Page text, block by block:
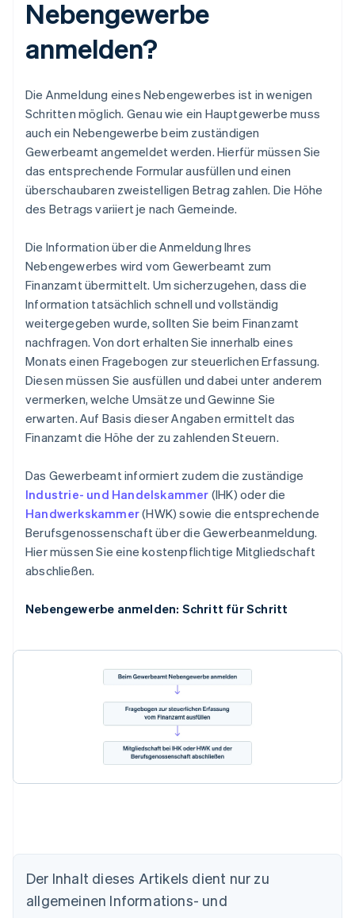
Nebengewerbe
anmelden?
Die Anmeldung eines Nebengewerbes ist in wenigen
Schritten möglich. Genau wie ein Hauptgewerbe muss
auch ein Nebengewerbe beim zuständigen
Gewerbeamt angemeldet werden. Hierfür müssen Sie
das entsprechende Formular ausfüllen und einen
überschaubaren zweistelligen Betrag zahlen. Die Höhe
des Betrags variiert je nach Gemeinde.
Die Information über die Anmeldung Ihres
Nebengewerbes wird vom Gewerbeamt zum
Finanzamt übermittelt. Um sicherzugehen, dass die
Information tatsächlich schnell und vollständig
weitergegeben wurde, sollten Sie beim Finanzamt
nachfragen. Von dort erhalten Sie innerhalb eines
Monats einen Fragebogen zur steuerlichen Erfassung.
Diesen müssen Sie ausfüllen und dabei unter anderem
vermerken, welche Umsätze und Gewinne Sie
erwarten. Auf Basis dieser Angaben ermittelt das
Finanzamt die Höhe der zu zahlenden Steuern.
Das Gewerbeamt informiert zudem die zuständige
Industrie- und Handelskammer (IHK) oder die
Handwerkskammer(HWK) sowie die entsprechende
Berufsgenossenschaft über die Gewerbeanmeldung.
Hier müssen Sie eine kostenpflichtige Mitgliedschaft
abschließen.
Nebengewerbe anmelden: Schritt für Schritt
Der Inhalt dieses Artikels dient nur zu
allgemeinen Informations- und
English
Belgien